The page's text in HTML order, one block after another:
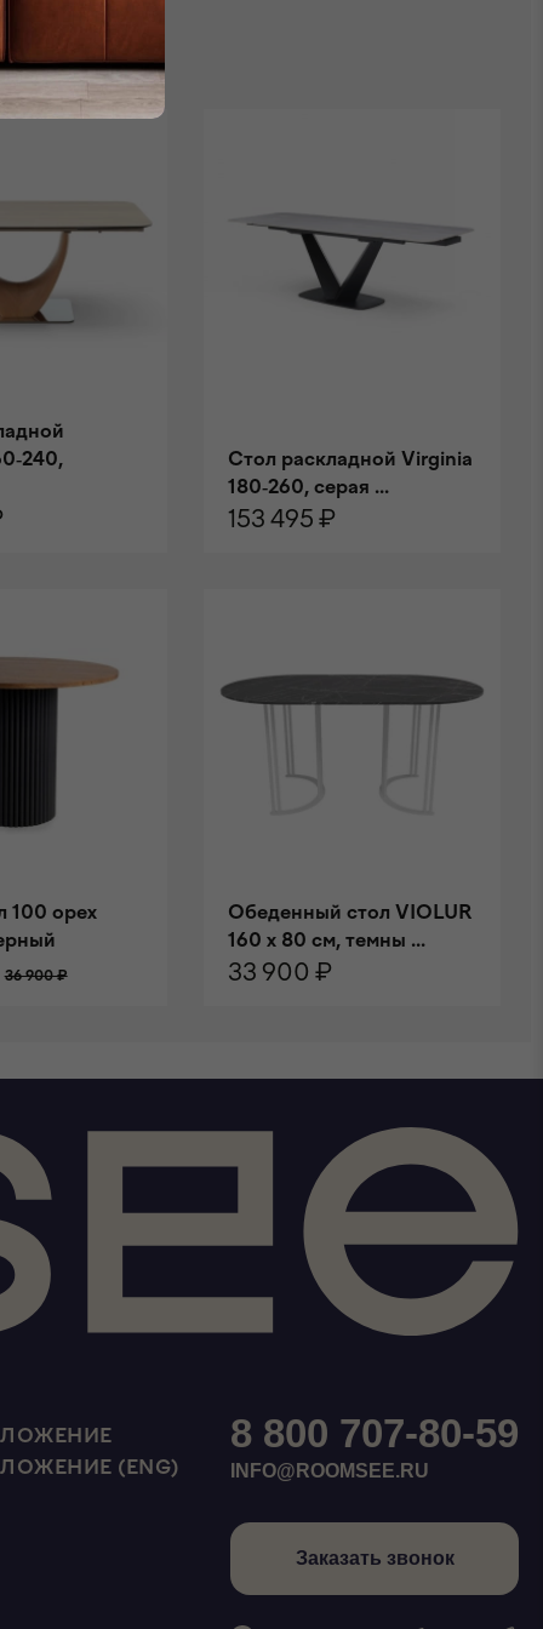
240,
Стол раскладной Virginia
180-260, серая ...
153 495 ₽
100 орех
36 900 ₽
Обеденный стол VIOLUR
160 х 80 см, темны ...
33 900 ₽
(ENG)
8 800 707-80-59
INFO@ROOMSEE.RU
Заказать звонок